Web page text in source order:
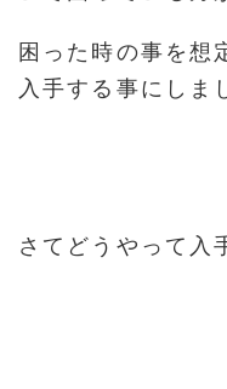
困った時の事を想
入手する事にしま
さてどうやって入